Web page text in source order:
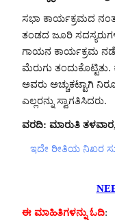
ಸಭಾ ಕಾರ್ಯಕ್ರಮದ
ತಂಡದ ಜೂರಿ
ಗಾಯನ ಕಾರ್ಯಕ್ರಮ
ಮೆರುಗು
ಅವರು ಅಚ್ಚುಕಟ್ಟಾಗಿ
ಎಲ್ಲರನ್ನು ಸ್ವಾಗತಿಸಿದರು.
ವರದಿ: ಮಾರುತಿ
ಇದೇ ರೀತಿಯ ನಿಖರ
ಈ ಮಾಹಿತಿಗಳನ್ನು ಓದಿ: